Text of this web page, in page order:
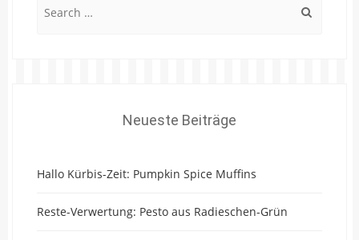
Neueste Beiträge
Hallo Kürbis-Zeit: Pumpkin Spice Muffins
Reste-Verwertung: Pesto aus Radieschen-Grün